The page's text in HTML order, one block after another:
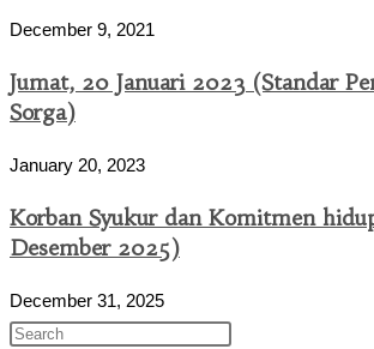
December 9, 2021
Jumat, 20 Januari 2023 (Standar
Sorga)
January 20, 2023
Korban Syukur dan Komitmen
Desember 2025)
December 31, 2025